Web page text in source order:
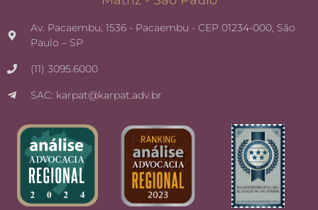
Av. Pacaembu, 1536 - Pacaembu - CEP 01234-000, São
Paulo – SP
(11) 3095.6000
SAC: karpat@karpat.adv.br